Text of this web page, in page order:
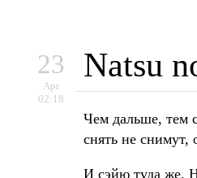
23
Apr
02:18
Natsu
Чем дальше, тем
снять не снимут,
И сэйю туда же.